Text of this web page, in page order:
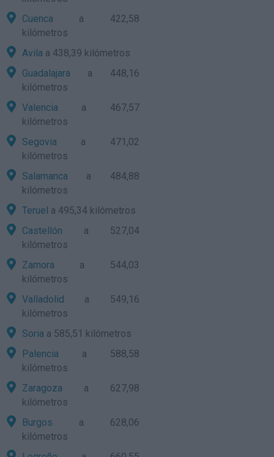
Cuenca a 422,58
kilómetros
Avila a 438,39 kilómetros
Guadalajara a 448,16
kilómetros
Valencia a 467,57
kilómetros
Segovia a 471,02
kilómetros
Salamanca a 484,88
kilómetros
Teruel a 495,34 kilómetros
Castellón a 527,04
kilómetros
Zamora a 544,03
kilómetros
Valladolid a 549,16
kilómetros
Soria a 585,51 kilómetros
Palencia a 588,58
kilómetros
Zaragoza a 627,98
kilómetros
Burgos a 628,06
kilómetros